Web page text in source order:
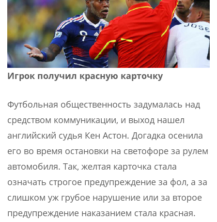
Игрок получил красную карточку
Футбольная общественность задумалась над
средством коммуникации, и выход нашел
английский судья Кен Астон. Догадка осенила
его во время остановки на светофоре за рулем
автомобиля. Так, желтая карточка стала
означать строгое предупреждение за фол, а за
слишком уж грубое нарушение или за второе
предупреждение наказанием стала красная.